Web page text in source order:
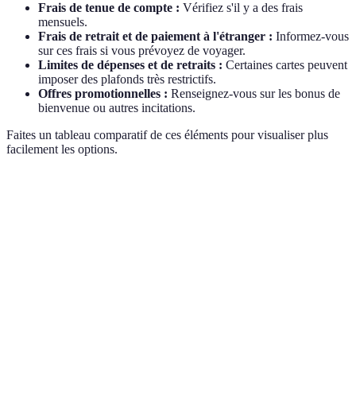
Frais de tenue de compte : Vérifiez s'il y a des frais
mensuels.
Frais de retrait et de paiement à l'étranger : Informez-vous
sur ces frais si vous prévoyez de voyager.
Limites de dépenses et de retraits : Certaines cartes peuvent
imposer des plafonds très restrictifs.
Offres promotionnelles : Renseignez-vous sur les bonus de
bienvenue ou autres incitations.
Faites un tableau comparatif de ces éléments pour visualiser plus
facilement les options.